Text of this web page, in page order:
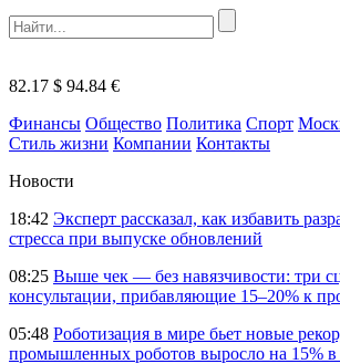
82.17 $ 94.84 €
Финансы Общество Политика Спорт
Стиль жизни Компании Контакты
Новости
18:42 Эксперт рассказал, как избавить
стресса при выпуске обновлений
08:25 Выше чек — без навязчивости: три
консультации, прибавляющие 15–20% к
05:48 Роботизация в мире бьет новые
промышленных роботов выросло на 15% в